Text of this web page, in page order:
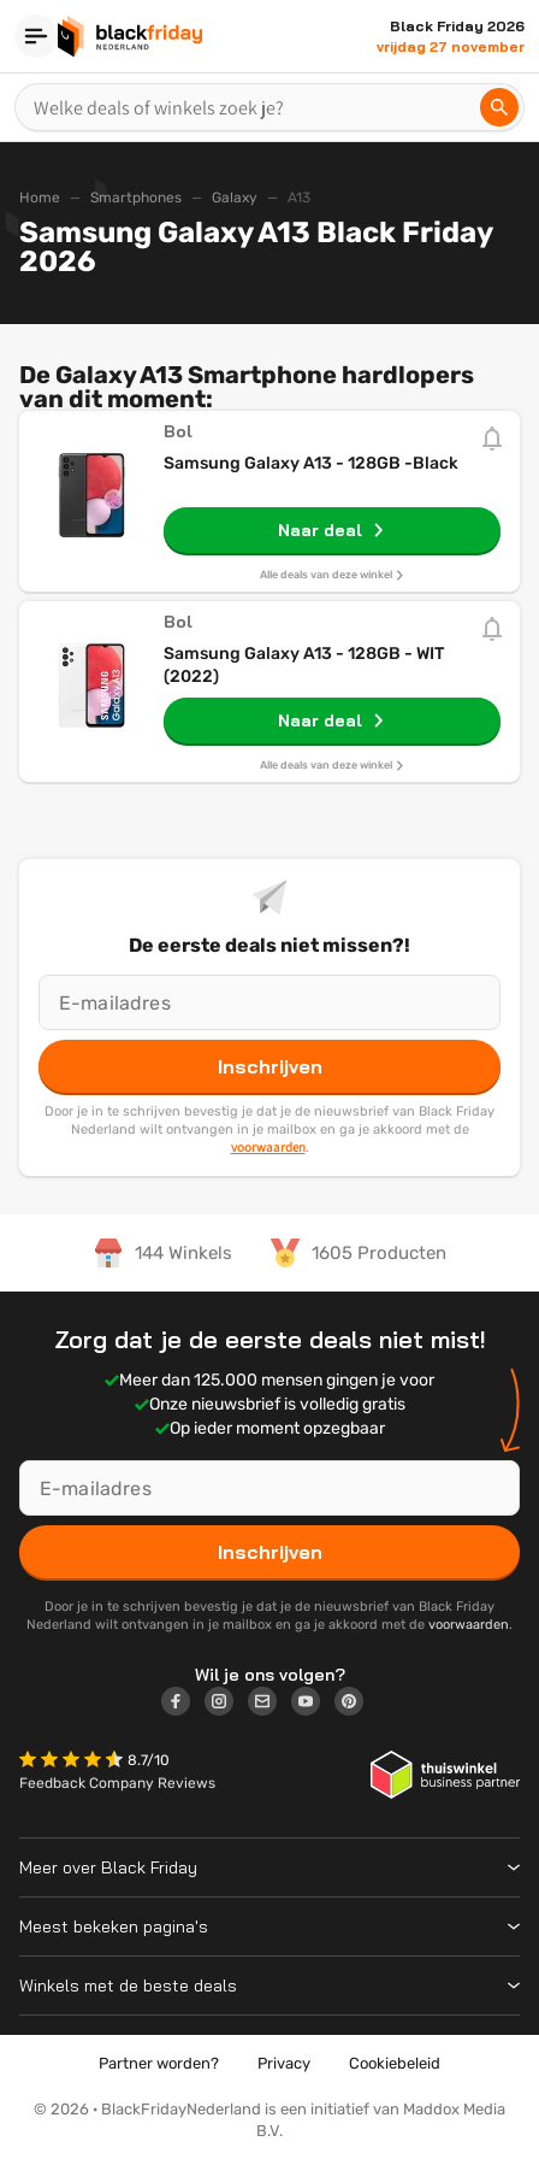
Black Friday 2026
vrijdag 27 november
Home Smartphones Galaxy A13
Samsung Galaxy A13 Black Friday
2026
De Galaxy A13 Smartphone hardlopers
van dit moment:
Bol
Samsung Galaxy A13 - 128GB -Black
Naar deal
Alle deals van deze winkel
Bol
Samsung Galaxy A13 - 128GB - WIT
(2022)
Naar deal
Alle deals van deze winkel
De eerste deals niet missen?!
Inschrijven
Door je in te schrijven bevestig je dat je de nieuwsbrief van Black Friday
Nederland wilt ontvangen in je mailbox en ga je akkoord met de
voorwaarden.
144 Winkels 1605 Producten
Zorg dat je de eerste deals niet mist!
Meer dan 125.000 mensen gingen je voor
Onze nieuwsbrief is volledig gratis
Op ieder moment opzegbaar
Inschrijven
Door je in te schrijven bevestig je dat je de nieuwsbrief van Black Friday
Nederland wilt ontvangen in je mailbox en ga je akkoord met de voorwaarden.
Wil je ons volgen?
8.7/10
Feedback Company Reviews
Meer over Black Friday
Wanneer is Black Friday?
Cyber Monday 2026
Over ons
Kennis en advies
Meest bekeken pagina's
Prijsvergelijker
PS5
Winkels met de beste deals
© 2026 · BlackFridayNederland is een initiatief van Maddox Media
B.V.
Partner worden? Privacy Cookiebeleid